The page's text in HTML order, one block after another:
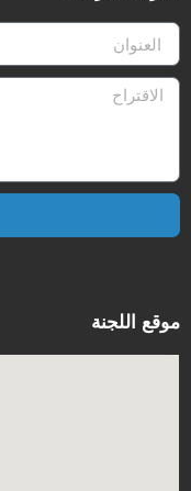
موقع اللجنة